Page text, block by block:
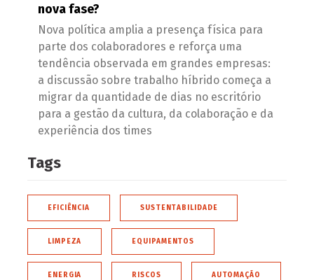
nova fase?
Nova política amplia a presença física para
parte dos colaboradores e reforça uma
tendência observada em grandes empresas:
a discussão sobre trabalho híbrido começa a
migrar da quantidade de dias no escritório
para a gestão da cultura, da colaboração e da
experiência dos times
Tags
EFICIÊNCIA SUSTENTABILIDADE
LIMPEZA EQUIPAMENTOS
ENERGIA RISCOS AUTOMAÇÃO